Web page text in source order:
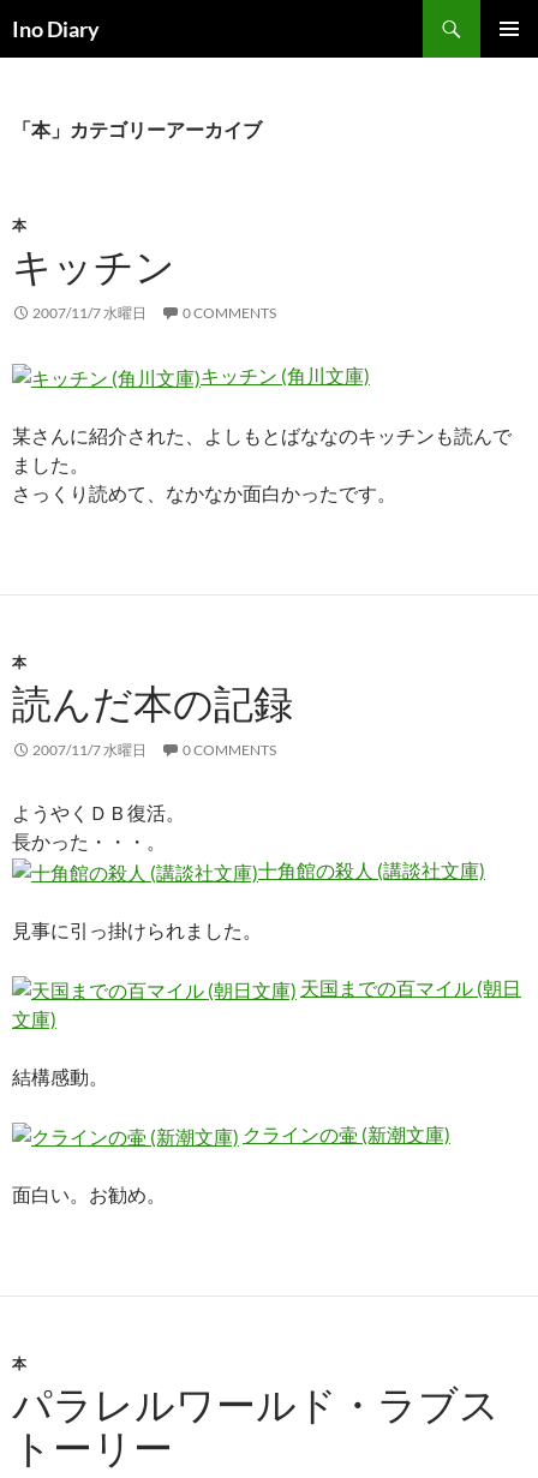
ン
プ
Ino Diary
索
「本」カテゴリーアーカイブ
本
キッチン
2007/11/7 水曜日 0 COMMENTS
キッチン (角川文庫)
某さんに紹介された、よしもとばななのキッチンも読んで
ました。
さっくり読めて、なかなか面白かったです。
本
読んだ本の記録
2007/11/7 水曜日 0 COMMENTS
ようやくＤＢ復活。
長かった・・・。
十角館の殺人 (講談社文庫)
見事に引っ掛けられました。
天国までの百マイル (朝日
文庫)
結構感動。
クラインの壷 (新潮文庫)
面白い。お勧め。
本
パラレルワールド・ラブス
トーリー